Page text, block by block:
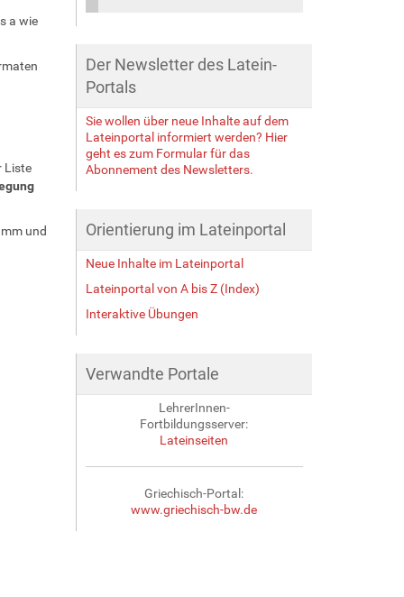
a wie
Liste
und
Der Newsletter des Latein-
Portals
Sie wollen über neue Inhalte auf dem
Lateinportal informiert werden? Hier
geht es zum Formular für das
Abonnement des Newsletters.
Orientierung im Lateinportal
Neue Inhalte im Lateinportal
Lateinportal von A bis Z (Index)
Interaktive Übungen
Verwandte Portale
LehrerInnen-
Fortbildungsserver:
Lateinseiten
Griechisch-Portal:
www.griechisch-bw.de